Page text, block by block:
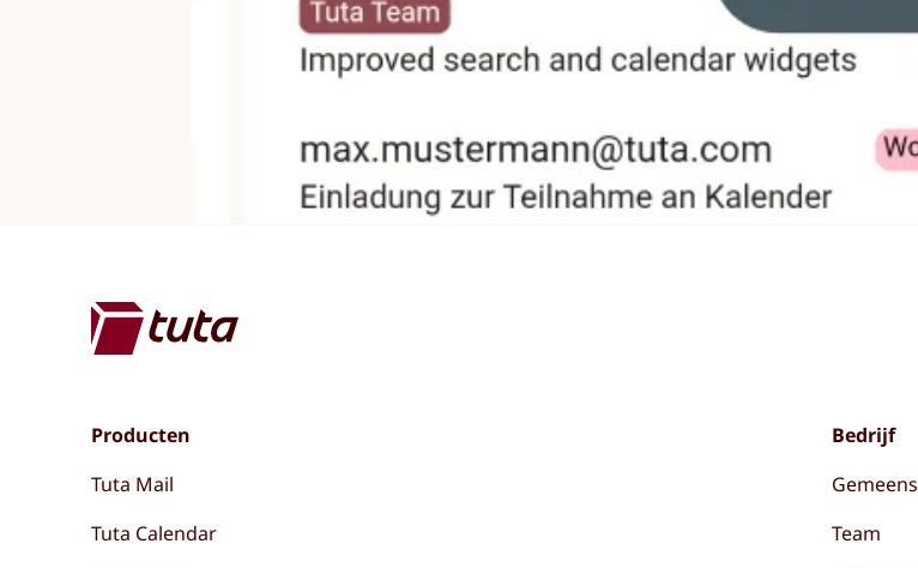
Producten
Tuta Mail
Tuta Calendar
Bedrijf
Team